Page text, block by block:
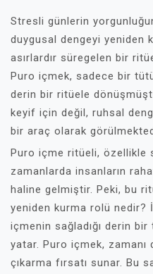
Stresli günlerin
duygusal dengeyi yeniden
asırlardır süregelen bir
Puro içmek, sadece bir
derin bir ritüele
keyif için değil, ruhsal
bir araç olarak
Puro içme ritüeli, özellikle
zamanlarda insanların
haline gelmiştir. Peki, bu
yeniden kurma rolü nedir?
içmenin sağladığı derin
yatar. Puro içmek, zamanı
çıkarma fırsatı sunar. Bu